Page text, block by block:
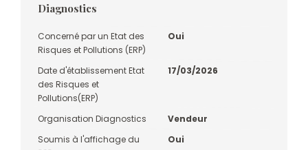
Diagnostics
Concerné par un Etat des
Risques et Pollutions (ERP)
Oui
Date d'établissement Etat
des Risques et
Pollutions(ERP)
17/03/2026
Organisation Diagnostics
Vendeur
Soumis à l'affichage du
Oui